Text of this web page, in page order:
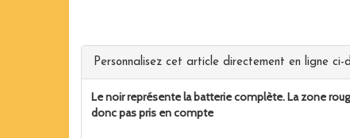
Personnalisez cet article directement en ligne ci-
Le noir représente la batterie complète. La zone
donc pas pris en compte